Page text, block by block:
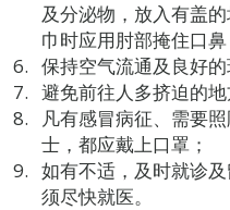
及分泌物，放入有盖
巾时应用肘部掩住口
保持空气流通及良好的
避免前往人多挤迫的地
凡有感冒病征、需要
士，都应戴上口罩；
如有不适，及时就诊
须尽快就医。